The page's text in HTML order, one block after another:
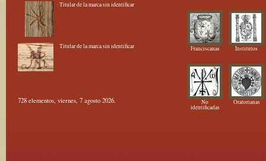
Titular de la marca sin identificar
Titular de la marca sin identificar
728 elementos, viernes, 7 agosto 2026.
Franciscanas Institutos
No
identificadas
Oratorianas